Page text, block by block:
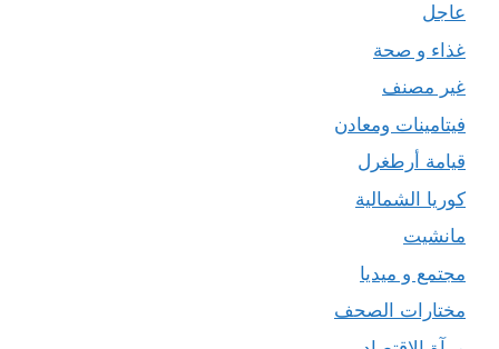
عاجل
غذاء و صحة
غير مصنف
فيتامينات ومعادن
قيامة أرطغرل
كوريا الشمالية
مانشيت
مجتمع و ميديا
مختارات الصحف